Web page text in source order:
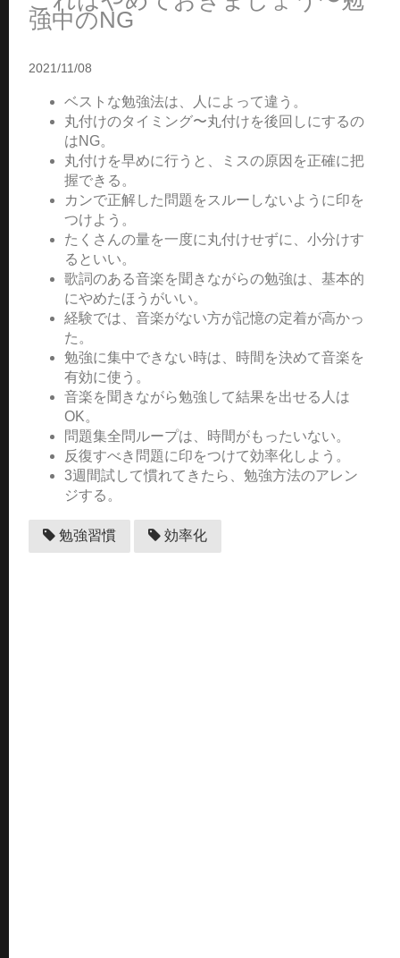
強中のNG
2021/11/08
ベストな勉強法は、人によって違う。
丸付けのタイミング〜丸付けを後回しにするの
はNG。
丸付けを早めに行うと、ミスの原因を正確に把
握できる。
カンで正解した問題をスルーしないように印を
つけよう。
たくさんの量を一度に丸付けせずに、小分けす
るといい。
歌詞のある音楽を聞きながらの勉強は、基本的
にやめたほうがいい。
経験では、音楽がない方が記憶の定着が高かっ
た。
勉強に集中できない時は、時間を決めて音楽を
有効に使う。
音楽を聞きながら勉強して結果を出せる人は
OK。
問題集全問ループは、時間がもったいない。
反復すべき問題に印をつけて効率化しよう。
3週間試して慣れてきたら、勉強方法のアレン
ジする。
勉強習慣 効率化